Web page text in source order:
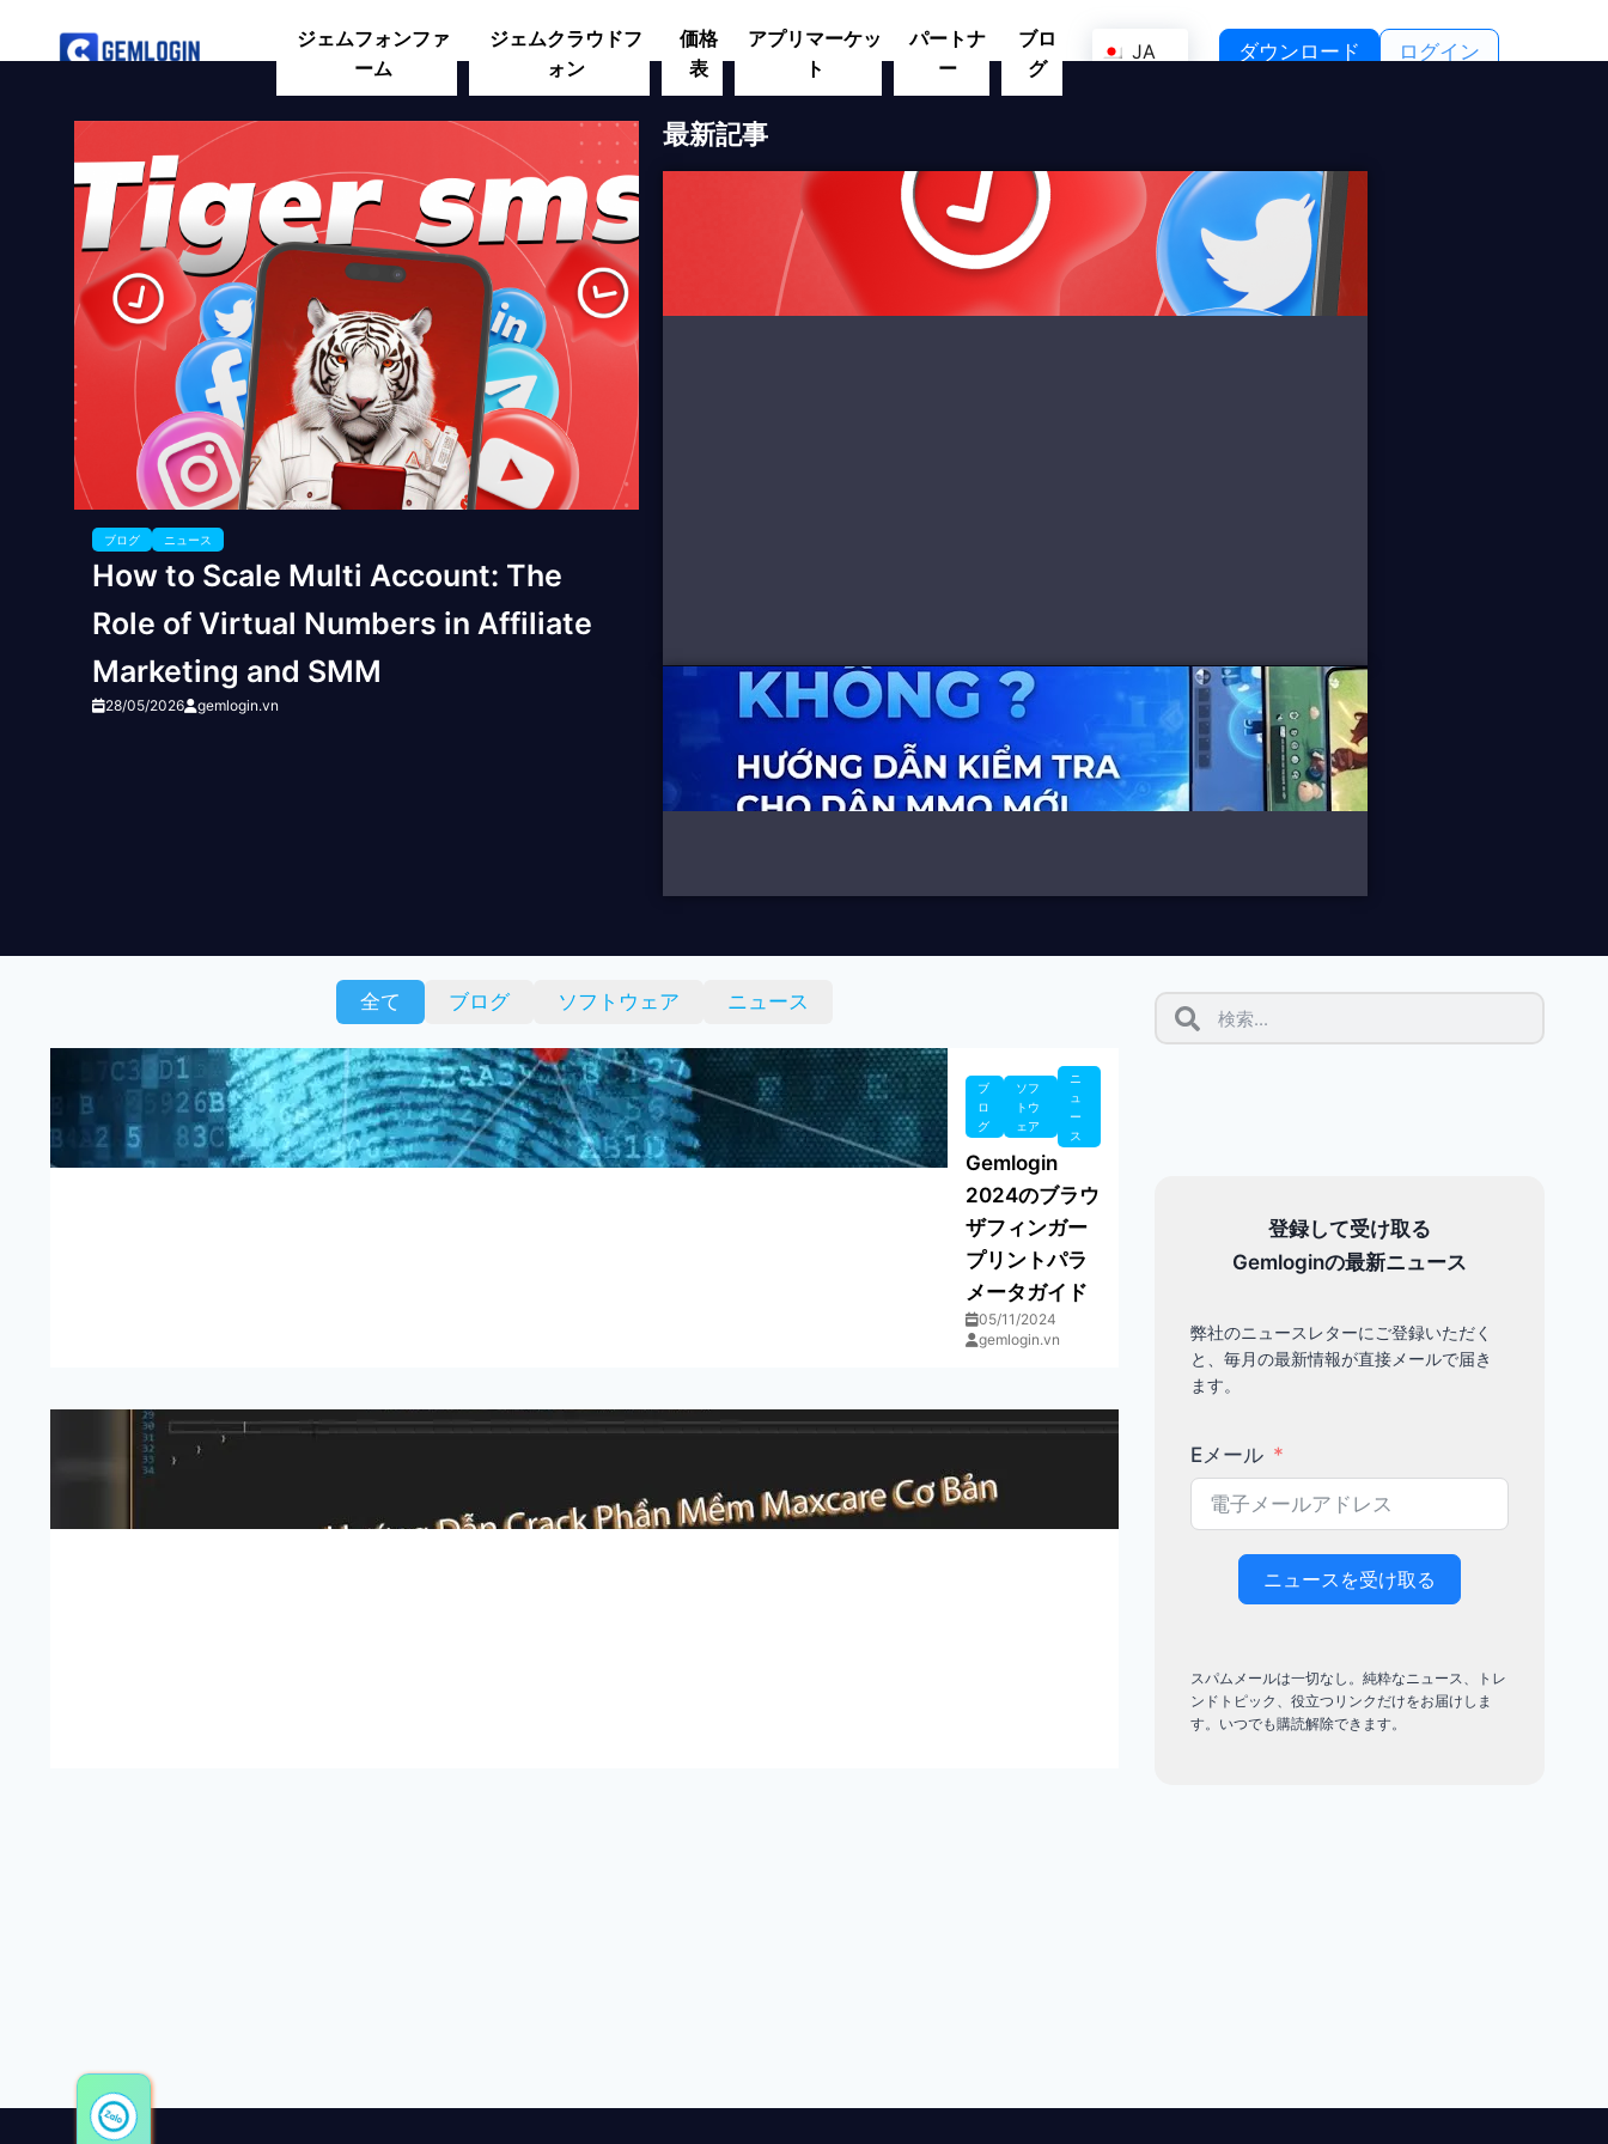
ジェムフォンファ
ーム
ジェムクラウドフ
ォン
価格
表
アプリマーケッ
ト
パートナ
ー
ブロ
グ
JA ダウンロード ログイン
ブログ ニュース
How to Scale Multi Account: The
Role of Virtual Numbers in Affiliate
Marketing and SMM
28/05/2026 gemlogin.vn
最新記事
全て ブログ ソフトウェア ニュース
ブ
ロ
グ
ソフ
トウ
ェア
ニ
ュ
ー
ス
Gemlogin
2024のブラウ
ザフィンガー
プリントパラ
メータガイド
05/11/2024
gemlogin.vn
のフルク
ラック版
をダウン
ロード：
な選択肢
25/08/2024
登録して受け取る
Gemloginの最新ニュース
弊社のニュースレターにご登録いただく
と、毎月の最新情報が直接メールで届き
ます。
Eメール
ニュースを受け取る
スパムメールは一切なし。純粋なニュース、トレ
ンドトピック、役立つリンクだけをお届けしま
す。いつでも購読解除できます。